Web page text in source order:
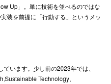
Up」。単に技術を並べるのではな
装を前提に「行動する」というメッ
います。少し前の2023年では、
Technology、